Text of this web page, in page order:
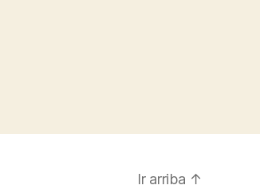
Ir arriba ↑